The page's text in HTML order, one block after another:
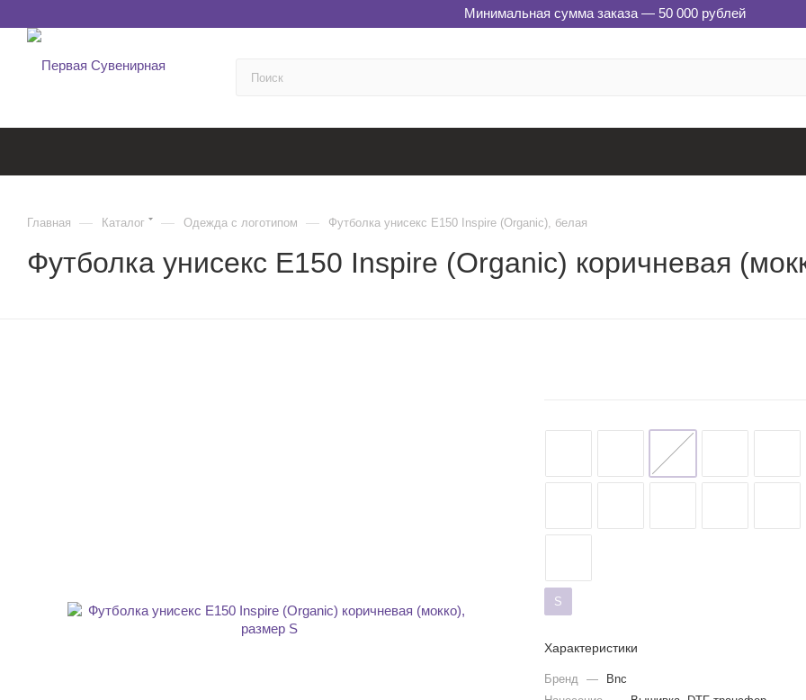
Минимальная сумма заказа — 50 000 рублей
Главная — Каталог — Одежда с логотипом — Футболка унисекс E150 Inspire (Organic), белая
Футболка унисекс E150 Inspire (Organic) коричневая
S
Характеристики
Бренд —
Bnc